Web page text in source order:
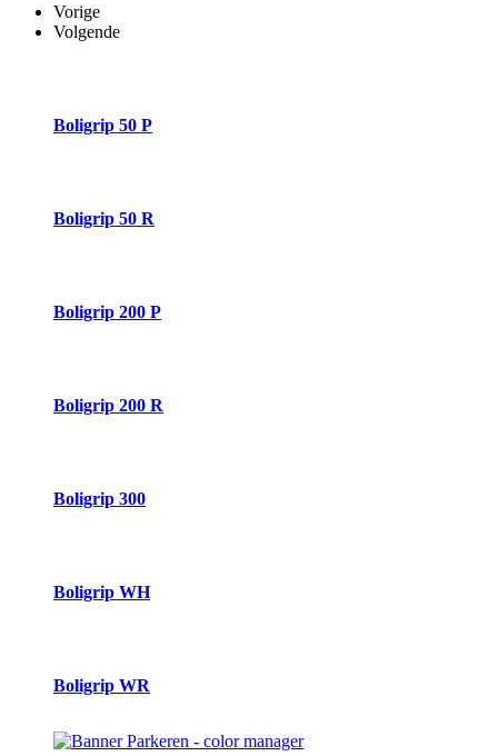
Vorige
Volgende
Boligrip 50 P
Boligrip 50 R
Boligrip 200 P
Boligrip 200 R
Boligrip 300
Boligrip WH
Boligrip WR